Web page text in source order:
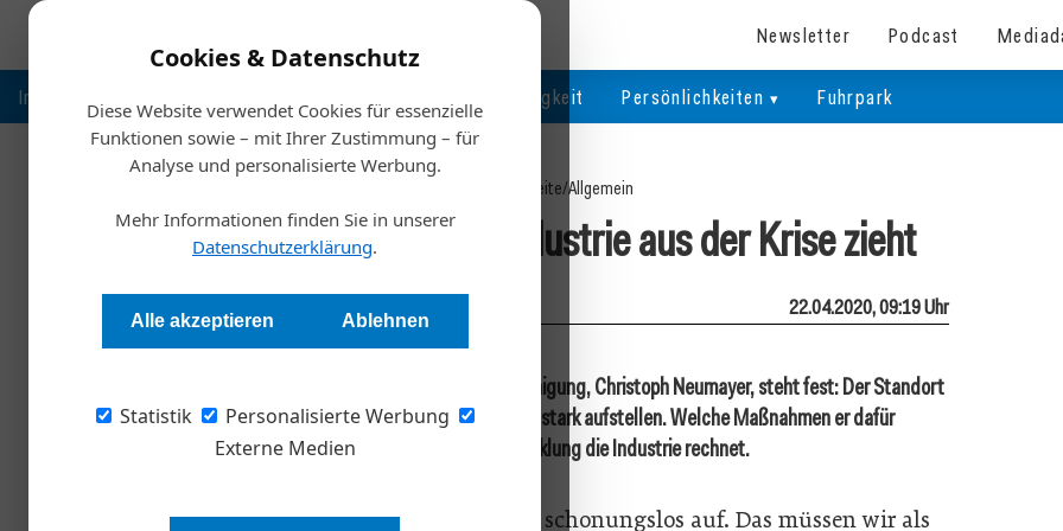
Cookies & Datenschutz
Diese Website verwendet Cookies für essenzielle
Funktionen sowie – mit Ihrer Zustimmung – für
Analyse und personalisierte Werbung.
Mehr Informationen finden Sie in unserer
Datenschutzerklärung.
Alle akzeptieren Ablehnen
Statistik
Personalisierte Werbung
Externe Medien
Newsletter Podcast
Inspiration Nachhaltigkeit Persönlichkeiten Fuhrpark
Startseite/Allgemein
Welche Lehren die Industrie aus der Krise zieht
Redaktion 22.04.2020, 09:19 Uhr
Für den Generalsekretär der Industriellenvereinigung, Christoph Neumayer, steht fest: Der Standort
Österreich muss sich jetzt für Zeit nach Corona stark aufstellen. Welche Maßnahmen er dafür
fordert und mit welcher konjunkturellen Entwicklung die Industrie rechnet.
„Krisen decken Unzulänglichkeiten schonungslos auf. Das müssen wir als